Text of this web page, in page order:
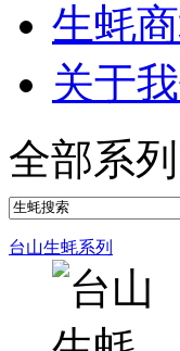
生蚝
关于
全部系列
台山生蚝系列